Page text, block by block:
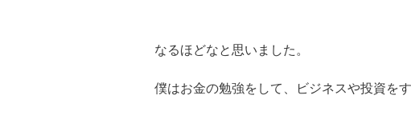
なるほどなと思いました。
僕はお金の勉強をして、ビジネスや投資を